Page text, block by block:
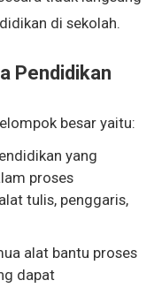
di sekolah.
Pendidikan
besar yaitu:
yang
proses
tulis, penggaris,
alat bantu proses
dapat